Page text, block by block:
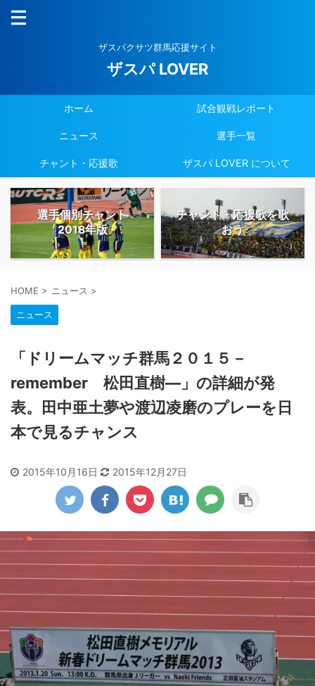
ザスパクサツ群馬応援サイト
ザスパ LOVER
ホーム 試合観戦レポート
ニュース 選手一覧
チャント・応援歌 ザスパ LOVER について
選手個別チャント
2018年版
チャント・応援歌を歌
おう
HOME > ニュース >
ニュース
「ドリームマッチ群馬２０１５－
remember 松田直樹―」の詳細が発
表。田中亜土夢や渡辺凌磨のプレーを日
本で見るチャンス
2015年10月16日 2015年12月27日